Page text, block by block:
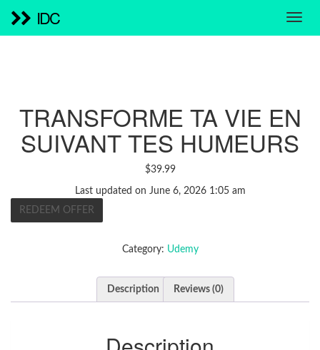
IDC
TRANSFORME TA VIE EN
SUIVANT TES HUMEURS
$39.99
Last updated on June 6, 2026 1:05 am
REDEEM OFFER
Category: Udemy
Description Reviews (0)